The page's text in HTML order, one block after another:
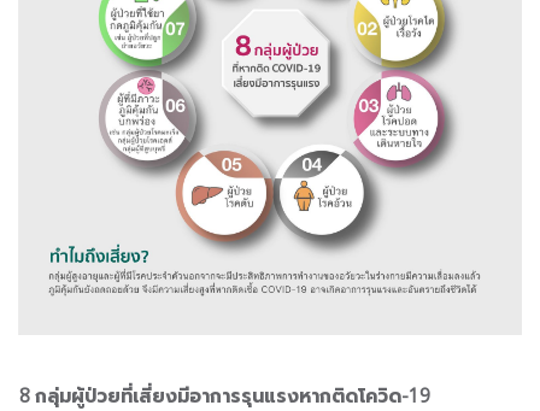
8 กลุ่มผู้ป่วยที่เสี่ยงมีอาการรุนแรงหากติดโควิด-19